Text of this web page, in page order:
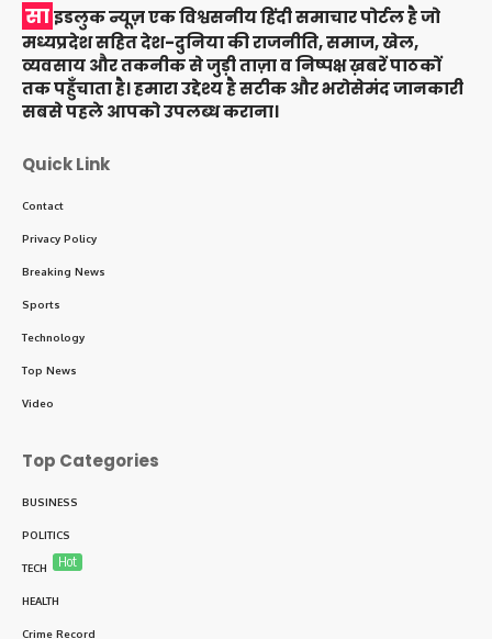
साइडलुक न्यूज़ एक विश्वसनीय हिंदी समाचार पोर्टल है जो
मध्यप्रदेश सहित देश-दुनिया की राजनीति, समाज, खेल,
व्यवसाय और तकनीक से जुड़ी ताज़ा व निष्पक्ष ख़बरें पाठकों
तक पहुँचाता है। हमारा उद्देश्य है सटीक और भरोसेमंद जानकारी
सबसे पहले आपको उपलब्ध कराना।
Quick Link
Contact
Privacy Policy
Breaking News
Sports
Technology
Top News
Video
Top Categories
BUSINESS
POLITICS
TECH Hot
HEALTH
Crime Record